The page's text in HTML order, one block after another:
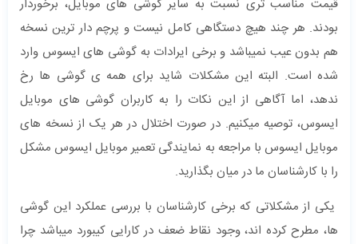
قیمت مناسب تری نسبت به سایر گوشی های موبایل، برخوردار
بودند. هر چند هیچ دستگاهی کامل نیست و پرچم دار ترین نسخه
هم بدون عیب نمیباشد و برخی ایرادات به گوشی های ایسوس وارد
شده است. البته این مشکلات شاید برای همه ی گوشی ها رخ
ندهد، اما آگاهی از این نکات را به کاربران گوشی های موبایل
ایسوس، توصیه میکنیم. در صورت اختلال در هر یک از نسخه های
موبایل ایسوس با مراجعه به نمایندگی تعمیر موبایل ایسوس مشکل
را با کارشناسان ما در میان بگذارید.
یکی از مشکلاتی که برخی کارشناسان با بررسی عملکرد این گوشی
ها، مطرح کرده اند، وجود نقاط ضعف در کارایی کیبورد میباشد چرا